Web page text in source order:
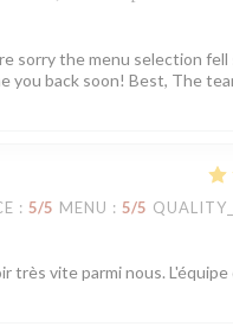
sorry the menu selection
you back soon! Best, The
: 5/5 MENU : 5/5
très vite parmi nous. L'équipe